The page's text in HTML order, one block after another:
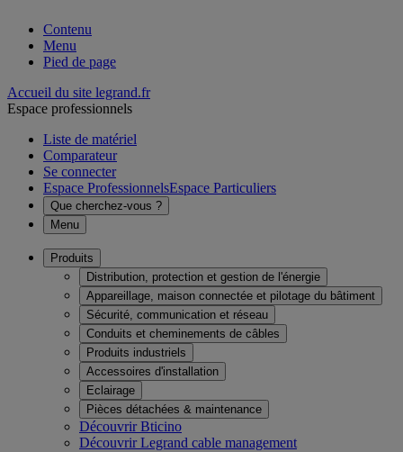
Contenu
Menu
Pied de page
Accueil du site legrand.fr
Espace professionnels
Liste de matériel
Comparateur
Se connecter
Espace ProfessionnelsEspace Particuliers
Que cherchez-vous ?
Menu
Produits
Distribution, protection et gestion de l'énergie
Appareillage, maison connectée et pilotage du bâtiment
Sécurité, communication et réseau
Conduits et cheminements de câbles
Produits industriels
Accessoires d'installation
Eclairage
Pièces détachées & maintenance
Découvrir Bticino
Découvrir Legrand cable management